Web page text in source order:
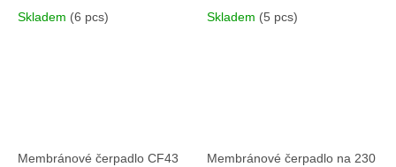
l/min, max. 2,76 bar,
samonasávací -1.8 m.
Skladem (6 pcs)
Membránové čerpadlo CF43
samonasávací -1.8 m.
Napájení 12 V DC
Skladem (5 pcs)
Membránové čerpadlo na 230